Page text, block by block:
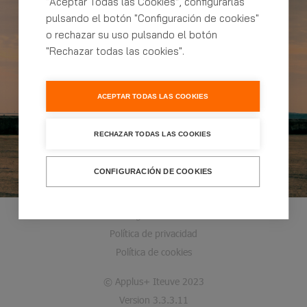
© Applus+ Iteuve 2023
Version 3.3.3.11
Política de privacidad
Política de cookies
pulsando el botón "Configuración de cookies"
o rechazar su uso pulsando el botón
"Rechazar todas las cookies".
ACEPTAR TODAS LAS COOKIES
RECHAZAR TODAS LAS COOKIES
CONFIGURACIÓN DE COOKIES